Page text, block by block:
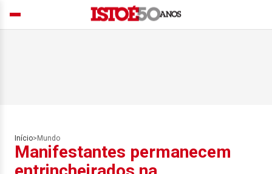
Início> Mundo
Manifestantes permanecem